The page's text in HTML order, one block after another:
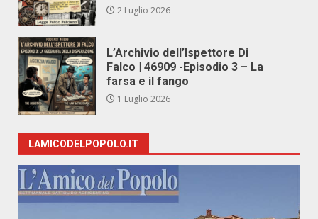
2 Luglio 2026
L’Archivio dell’Ispettore Di
Falco | 46909 -Episodio 3 – La
farsa e il fango
1 Luglio 2026
LAMICODELPOPOLO.IT